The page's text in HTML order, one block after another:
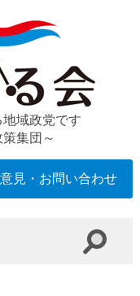
域政党です
集団～
見・お問い合わせ